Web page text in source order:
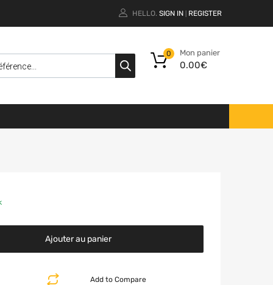
HELLO. SIGN IN REGISTER
Mon panier
0.00€
0
Ajouter au panier
Add to Compare